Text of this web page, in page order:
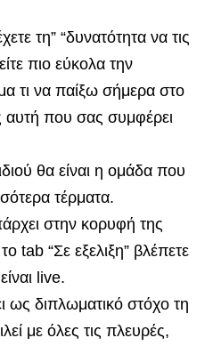
τη” “δυνατότητα να τις
πιο εύκολα την
τι να παίξω σήμερα στο
αυτή που σας συμφέρει
θα είναι η ομάδα που
τέρματα.
στην κορυφή της
tab “Σε εξελιξη” βλέπετε
live.
ως διπλωματικό στόχο τη
με όλες τις πλευρές,